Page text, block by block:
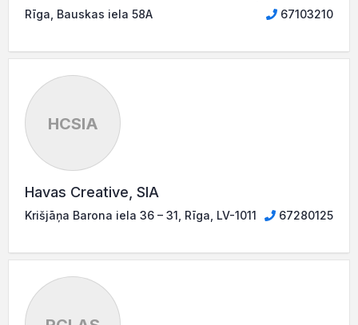
Rīga, Bauskas iela 58A 67103210
HCSIA
Havas Creative, SIA
Krišjāņa Barona iela 36 – 31, Rīga, LV-1011 67280125